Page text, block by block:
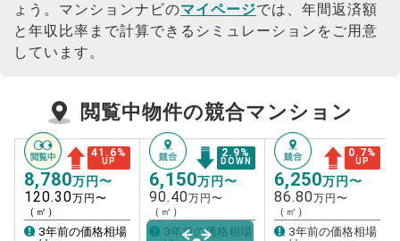
ょう。 マンションナビのマイページでは、年間返済額
と年収比率まで計算できるシミュレーションをご用意
しています。
閲覧中物件の競合マンション
41.6%
UP
8,780万円〜
120.30万円〜
（㎡）
3年前の価格相場
2.9%
DOWN
6,150万円〜
90.40万円〜
（㎡）
3年前の価格相場
0.7%
UP
6,250万円〜
86.80万円〜
（㎡）
3年前の価格相場